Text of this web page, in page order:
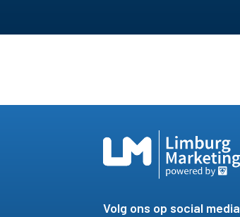
Volg ons op social media